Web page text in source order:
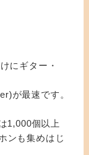
にギター・
が最速です。
1,000個以上
ンも集めはじ